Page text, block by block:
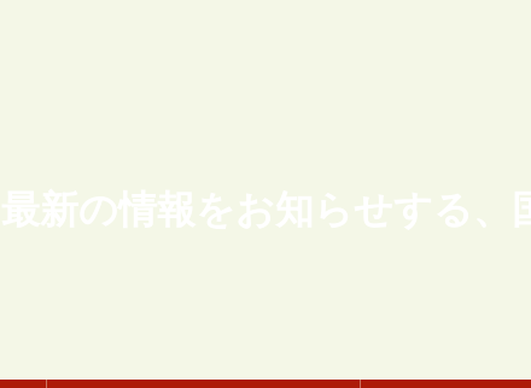
新の情報をお知らせする